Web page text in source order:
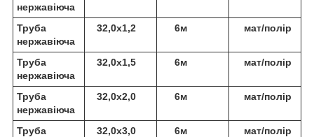
нержавіюча
Труба
нержавіюча
32,0х1,2 6м мат/полір
Труба
нержавіюча
32,0х1,5 6м мат/полір
Труба
нержавіюча
32,0х2,0 6м мат/полір
Труба
32,0х3,0 6м мат/полір